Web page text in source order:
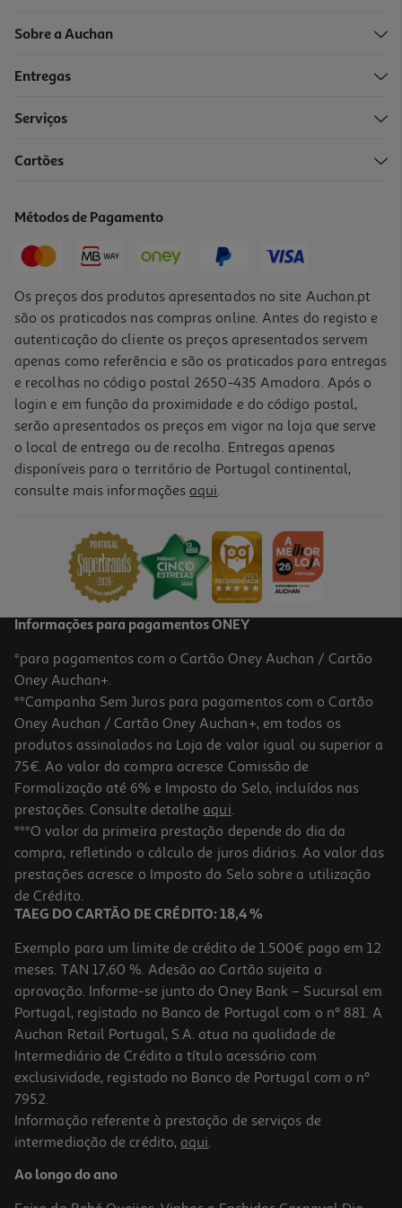
-58%
Price reduced from
11,99 €to
Promoção
-42%
Caneca Saja Boys 325ml
Price reduced from
-80%
Taça Stranger Things
4 €/un
Price reduced from
19,99 €to
4,00 €
Promoção
-67%
Caneca E Porta-Chaves Star Wars
4 €/un
Sobre a Auchan
Entregas
Serviços
Cartões
Métodos de Pagamento
Os preços dos produtos apresentados no site Auchan.pt
são os praticados nas compras online. Antes do registo e
autenticação do cliente os preços apresentados servem
apenas como referência e são os praticados para entregas
e recolhas no código postal 2650-435 Amadora. Após o
login e em função da proximidade e do código postal,
serão apresentados os preços em vigor na loja que serve
o local de entrega ou de recolha. Entregas apenas
disponíveis para o território de Portugal continental,
consulte mais informações aqui.
Informações para pagamentos ONEY
*para pagamentos com o Cartão Oney Auchan / Cartão
Oney Auchan+.
**Campanha Sem Juros para pagamentos com o Cartão
Oney Auchan / Cartão Oney Auchan+, em todos os
produtos assinalados na Loja de valor igual ou superior a
75€. Ao valor da compra acresce Comissão de
Formalização até 6% e Imposto do Selo, incluídos nas
prestações. Consulte detalhe aqui.
***O valor da primeira prestação depende do dia da
compra, refletindo o cálculo de juros diários. Ao valor das
prestações acresce o Imposto do Selo sobre a utilização
de Crédito.
TAEG DO CARTÃO DE CRÉDITO: 18,4 %
Exemplo para um limite de crédito de 1.500€ pago em 12
meses. TAN 17,60 %. Adesão ao Cartão sujeita a
aprovação. Informe-se junto do Oney Bank – Sucursal em
Portugal, registado no Banco de Portugal com o nº 881. A
Auchan Retail Portugal, S.A. atua na qualidade de
Intermediário de Crédito a título acessório com
exclusividade, registado no Banco de Portugal com o nº
7952.
Informação referente à prestação de serviços de
intermediação de crédito, aqui.
Ao longo do ano